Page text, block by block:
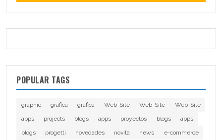
POPULAR TAGS
graphic grafica grafica Web-Site Web-Site
Web-Site
apps
projects blogs apps proyectos blogs
apps
blogs
progetti novedades novità news
e-commerce